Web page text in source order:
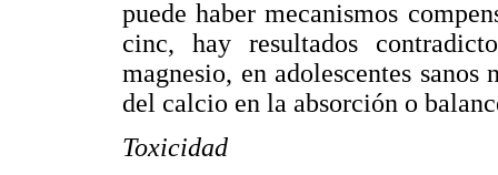
puede haber mecanismos
cinc, hay resultados
magnesio, en adolescentes
del calcio en la absorción o
Toxicidad